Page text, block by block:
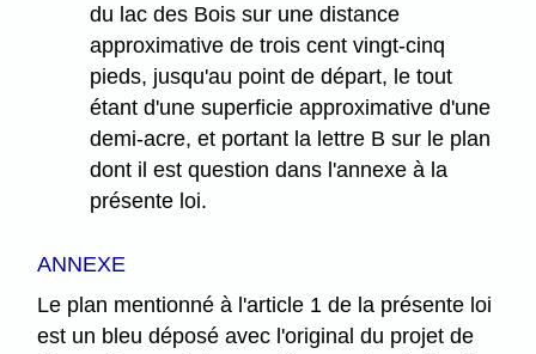
du lac des Bois sur une distance
approximative de trois cent vingt-cinq
pieds, jusqu'au point de départ, le tout
étant d'une superficie approximative d'une
demi-acre, et portant la lettre B sur le plan
dont il est question dans l'annexe à la
présente loi.
ANNEXE
Le plan mentionné à l'article 1 de la présente loi
est un bleu déposé avec l'original du projet de